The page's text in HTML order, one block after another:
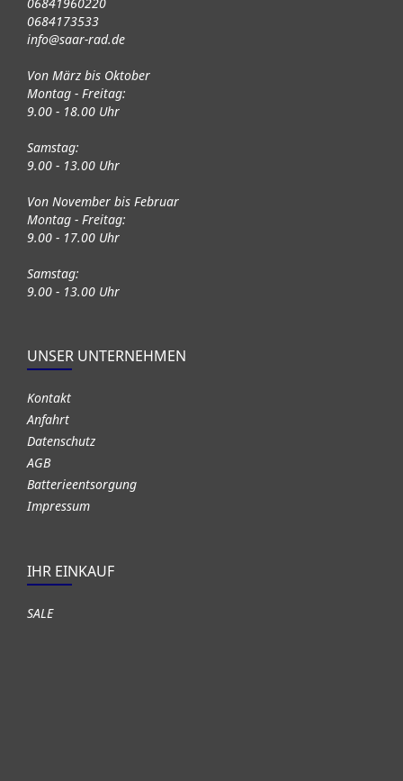
06841960220
0684173533
info@saar-rad.de
Von März bis Oktober
Montag - Freitag:
9.00 - 18.00 Uhr
Samstag:
9.00 - 13.00 Uhr
Von November bis Februar
Montag - Freitag:
9.00 - 17.00 Uhr
Samstag:
9.00 - 13.00 Uhr
UNSER UNTERNEHMEN
Kontakt
Anfahrt
Datenschutz
AGB
Batterieentsorgung
Impressum
IHR EINKAUF
SALE